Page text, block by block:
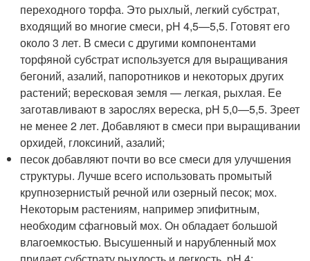
переходного торфа. Это рыхлый, легкий субстрат,
входящий во многие смеси, pH 4,5—5,5. Готовят его
около 3 лет. В смеси с другими компонентами
торфяной субстрат используется для выращивания
бегоний, азалий, папоротников и некоторых других
растений; вересковая земля — легкая, рыхлая. Ее
заготавливают в зарослях вереска, pH 5,0—5,5. Зреет
не менее 2 лет. Добавляют в смеси при выращивании
орхидей, глоксиний, азалий;
песок добавляют почти во все смеси для улучшения
структуры. Лучше всего использовать промытый
крупнозернистый речной или озерный песок; мох.
Некоторым растениям, например эпифитным,
необходим сфагновый мох. Он обладает большой
влагоемкостью. Высушенный и нарубленный мох